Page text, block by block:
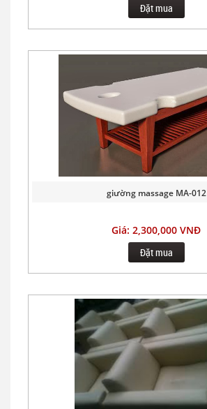
Đặt mua
giường massage MA-012
Giá: 2,300,000 VNĐ
Đặt mua